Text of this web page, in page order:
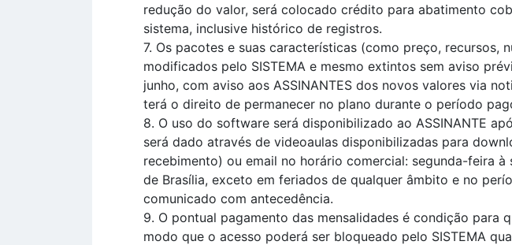
redução do valor, será colocado crédito para abatimento
sistema, inclusive histórico de registros.
7. Os pacotes e suas características (como preço, recursos,
modificados pelo SISTEMA e mesmo extintos sem aviso
junho, com aviso aos ASSINANTES dos novos valores via
terá o direito de permanecer no plano durante o período
8. O uso do software será disponibilizado ao ASSINANTE
será dado através de videoaulas disponibilizadas para
recebimento) ou email no horário comercial: segunda-feira
de Brasília, exceto em feriados de qualquer âmbito e no
comunicado com antecedência.
9. O pontual pagamento das mensalidades é condição para
modo que o acesso poderá ser bloqueado pelo SISTEMA